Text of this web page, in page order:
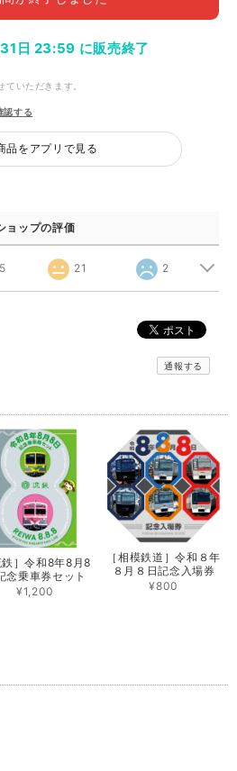
日 23:59 に販売終了
いただきます。
認する
品をアプリで見る
ョップの評価
21 2
通報する
鉄］令和8年8月8
念乗車券セット
¥1,200
［相模鉄道］令和８年
８月８日記念入場券
¥800